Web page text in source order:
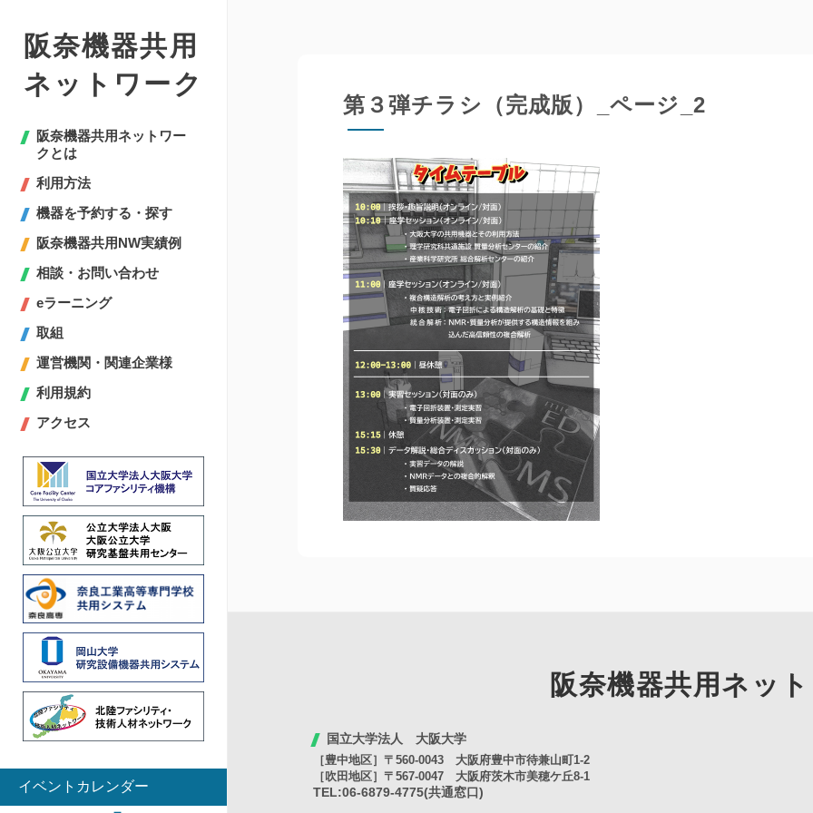
阪奈機器共用
ネットワーク
阪奈機器共用ネットワー
クとは
利用方法
機器を予約する・探す
阪奈機器共用NW実績例
相談・お問い合わせ
eラーニング
取組
運営機関・関連企業様
利用規約
アクセス
イベントカレンダー
第３弾チラシ（完成版）_ページ_2
阪奈機器共用 ネッ
国立大学法人 大阪大学
［豊中地区］〒560-0043 大阪府豊中市待兼山町1-2
［吹田地区］〒567-0047 大阪府茨木市美穂ケ丘8-1
TEL:06-6879-4775(共通窓口)